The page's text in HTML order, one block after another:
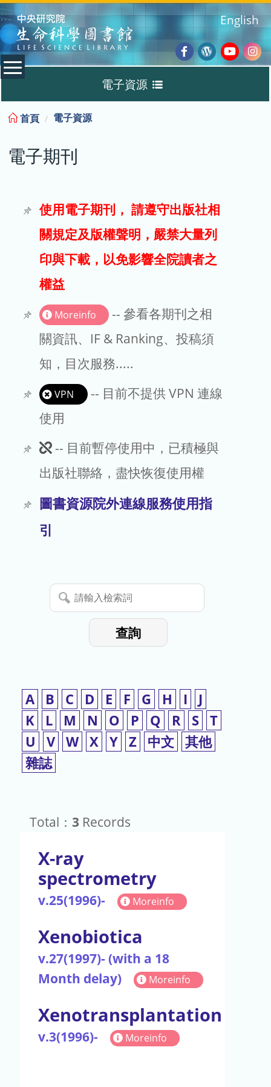
:::
Facebook
Wordpress
English
電子資源
電子期刊
試用
文章處理費
EndNote
首頁 電子資源
電子期刊
使用電子期刊， 請遵守出版社相
關規定及版權聲明，嚴禁大量列
印與下載，以免影響全院讀者之
權益
Moreinfo
-- 參看各期刊之相
關資訊、IF & Ranking、投稿須
知，目次服務.....
VPN
-- 目前不提供 VPN 連線
使用
此
期
刊
用
-- 目前暫停使用中，已積極與
出版社聯絡，盡快恢復使用權
圖書資源院外連線服務使用指
引
請
輸
查詢
A B C D E F G H I
J
K
L M N O P Q R S T
U
V W X Y Z 中文 其他
雜誌
Total： 3 Records
X-ray
spectrometry
v.25(1996)- Moreinfo
Xenobiotica
v.27(1997)- (with a 18
Month delay)
Moreinfo
Xenotransplantation
v.3(1996)- Moreinfo